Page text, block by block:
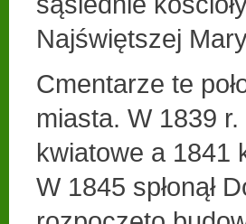
Najświętszej
Cmentarze te
miasta. W 1839
kwiatowe a 1841
W 1845 spłonął